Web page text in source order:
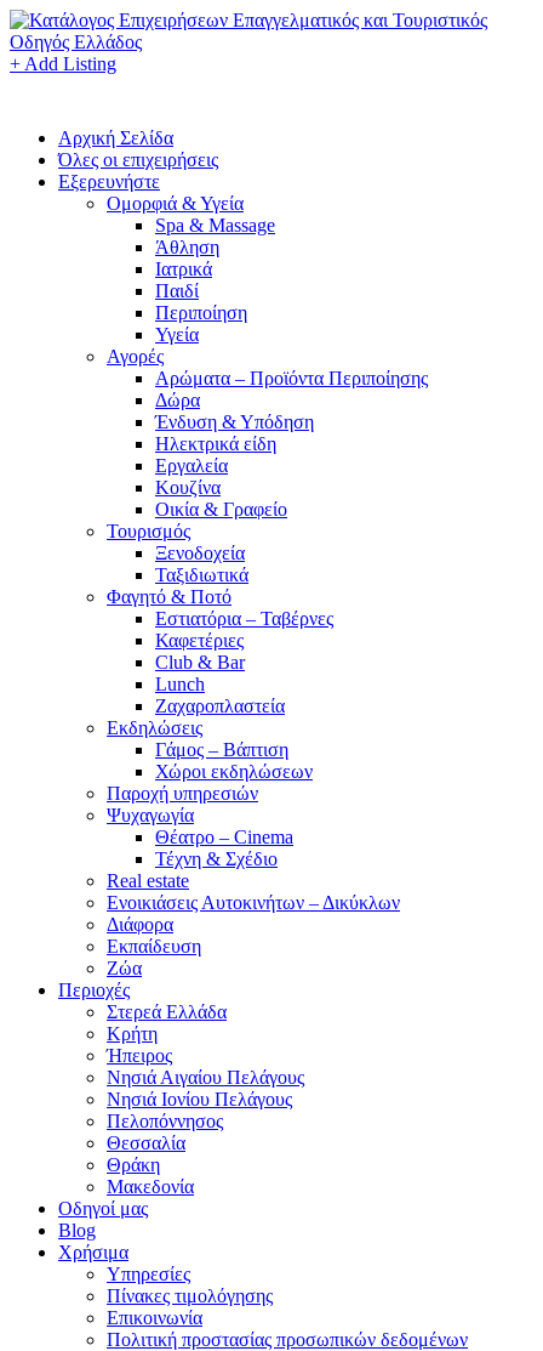
+ Add Listing
Αρχική Σελίδα
Όλες οι επιχειρήσεις
Εξερευνήστε
Ομορφιά & Υγεία
Spa & Massage
Άθληση
Ιατρικά
Παιδί
Περιποίηση
Υγεία
Αγορές
Αρώματα – Προϊόντα Περιποίησης
Δώρα
Ένδυση & Υπόδηση
Ηλεκτρικά είδη
Εργαλεία
Κουζίνα
Οικία & Γραφείο
Τουρισμός
Ξενοδοχεία
Ταξιδιωτικά
Φαγητό & Ποτό
Εστιατόρια – Ταβέρνες
Καφετέριες
Club & Bar
Lunch
Ζαχαροπλαστεία
Εκδηλώσεις
Γάμος – Βάπτιση
Χώροι εκδηλώσεων
Παροχή υπηρεσιών
Ψυχαγωγία
Θέατρο – Cinema
Τέχνη & Σχέδιο
Real estate
Ενοικιάσεις Αυτοκινήτων – Δικύκλων
Διάφορα
Εκπαίδευση
Ζώα
Περιοχές
Στερεά Ελλάδα
Κρήτη
Ήπειρος
Νησιά Αιγαίου Πελάγους
Νησιά Ιονίου Πελάγους
Πελοπόννησος
Θεσσαλία
Θράκη
Μακεδονία
Οδηγοί μας
Blog
Χρήσιμα
Υπηρεσίες
Πίνακες τιμολόγησης
Επικοινωνία
Πολιτική προστασίας προσωπικών δεδομένων